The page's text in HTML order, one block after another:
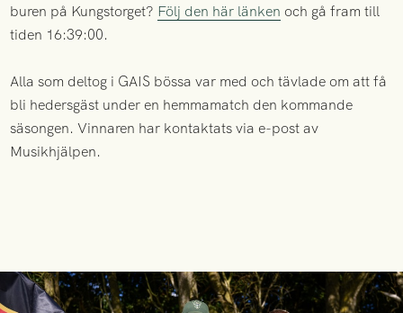
buren på Kungstorget? Följ den här länken och gå fram till
tiden 16:39:00.
Alla som deltog i GAIS bössa var med och tävlade om att få
bli hedersgäst under en hemmamatch den kommande
säsongen. Vinnaren har kontaktats via e-post av
Musikhjälpen.